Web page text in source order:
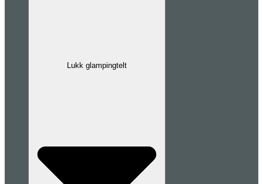
Lukk glampingtelt